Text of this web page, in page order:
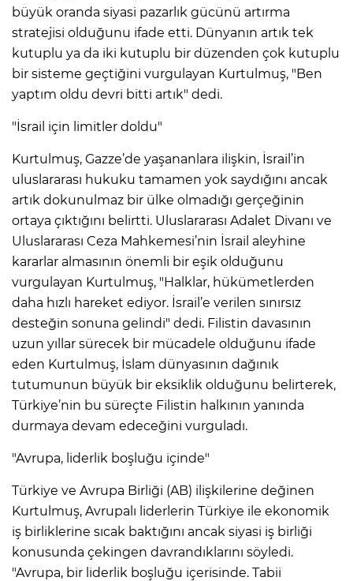
büyük oranda siyasi pazarlık gücünü artırma
stratejisi olduğunu ifade etti. Dünyanın artık tek
kutuplu ya da iki kutuplu bir düzenden çok kutuplu
bir sisteme geçtiğini vurgulayan Kurtulmuş, "Ben
yaptım oldu devri bitti artık" dedi.
"İsrail için limitler doldu"
Kurtulmuş, Gazze’de yaşananlara ilişkin, İsrail’in
uluslararası hukuku tamamen yok saydığını ancak
artık dokunulmaz bir ülke olmadığı gerçeğinin
ortaya çıktığını belirtti. Uluslararası Adalet Divanı ve
Uluslararası Ceza Mahkemesi’nin İsrail aleyhine
kararlar almasının önemli bir eşik olduğunu
vurgulayan Kurtulmuş, "Halklar, hükümetlerden
daha hızlı hareket ediyor. İsrail’e verilen sınırsız
desteğin sonuna gelindi" dedi. Filistin davasının
uzun yıllar sürecek bir mücadele olduğunu ifade
eden Kurtulmuş, İslam dünyasının dağınık
tutumunun büyük bir eksiklik olduğunu belirterek,
Türkiye’nin bu süreçte Filistin halkının yanında
durmaya devam edeceğini vurguladı.
"Avrupa, liderlik boşluğu içinde"
Türkiye ve Avrupa Birliği (AB) ilişkilerine değinen
Kurtulmuş, Avrupalı liderlerin Türkiye ile ekonomik
iş birliklerine sıcak baktığını ancak siyasi iş birliği
konusunda çekingen davrandıklarını söyledi.
"Avrupa, bir liderlik boşluğu içerisinde. Tabii